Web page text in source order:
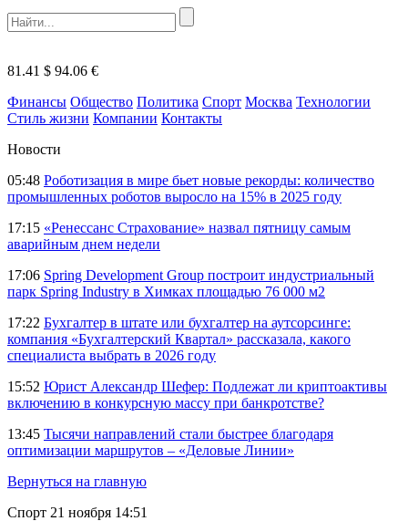
81.41 $ 94.06 €
Финансы Общество Политика Спорт Москва Технологии
Стиль жизни Компании Контакты
Новости
05:48 Роботизация в мире бьет новые рекорды: количество
промышленных роботов выросло на 15% в 2025 году
17:15 «Ренессанс Страхование» назвал пятницу самым
аварийным днем недели
17:06 Spring Development Group построит индустриальный
парк Spring Industry в Химках площадью 76 000 м2
17:22 Бухгалтер в штате или бухгалтер на аутсорсинге:
компания «Бухгалтерский Квартал» рассказала, какого
специалиста выбрать в 2026 году
15:52 Юрист Александр Шефер: Подлежат ли криптоактивы
включению в конкурсную массу при банкротстве?
13:45 Тысячи направлений стали быстрее благодаря
оптимизации маршрутов – «Деловые Линии»
Вернуться на главную
Спорт 21 ноября 14:51